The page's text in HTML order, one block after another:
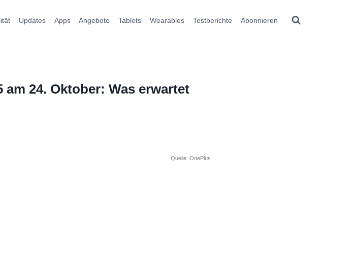
Updates Apps Angebote Tablets Wearables Testberichte Abonnieren
24. Oktober: Was erwartet
Quelle: OnePlus